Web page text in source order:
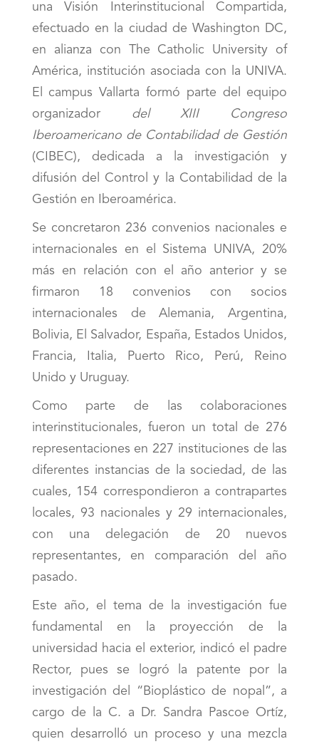
una Visión Interinstitucional Compartida,
efectuado en la ciudad de Washington DC,
en alianza con The Catholic University of
América, institución asociada con la UNIVA.
El campus Vallarta formó parte del equipo
organizador del XIII Congreso
Iberoamericano de Contabilidad de Gestión
(CIBEC), dedicada a la investigación y
difusión del Control y la Contabilidad de la
Gestión en Iberoamérica.
Se concretaron 236 convenios nacionales e
internacionales en el Sistema UNIVA, 20%
más en relación con el año anterior y se
firmaron 18 convenios con socios
internacionales de Alemania, Argentina,
Bolivia, El Salvador, España, Estados Unidos,
Francia, Italia, Puerto Rico, Perú, Reino
Unido y Uruguay.
Como parte de las colaboraciones
interinstitucionales, fueron un total de 276
representaciones en 227 instituciones de las
diferentes instancias de la sociedad, de las
cuales, 154 correspondieron a contrapartes
locales, 93 nacionales y 29 internacionales,
con una delegación de 20 nuevos
representantes, en comparación del año
pasado.
Este año, el tema de la investigación fue
fundamental en la proyección de la
universidad hacia el exterior, indicó el padre
Rector, pues se logró la patente por la
investigación del “Bioplástico de nopal”, a
cargo de la C. a Dr. Sandra Pascoe Ortíz,
quien desarrolló un proceso y una mezcla